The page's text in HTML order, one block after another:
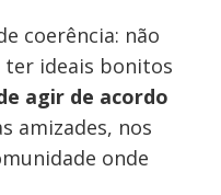
coerência: não
ter ideais bonitos
agir de acordo
amizades, nos
onde